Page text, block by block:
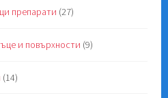
препарати (27)
и повърхности (9)
(14)